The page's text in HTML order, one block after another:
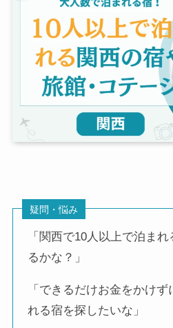
疑問・悩み
「関西で10人以上で泊ま
るかな？」
「できるだけお金をかけ
れる宿を探したいな」